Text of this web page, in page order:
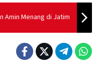
Amin Menang di Jatim